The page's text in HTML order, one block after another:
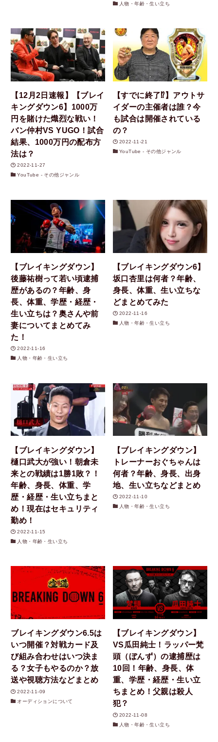
人物・年齢・生い立ち
【12月2日速報】【ブレイ
キングダウン6】1000万
円を賭けた熾烈な戦い！
バン仲村VS YUGO！試合
結果、1000万円の配布方
法は？
2022-11-27
YouTube - その他ジャンル
【すでに終了⁉︎】アウトサ
イダーの主催者は誰？今
も試合は開催されている
の？
2022-11-21
YouTube - その他ジャンル
【ブレイキングダウン】
後藤祐樹って若い頃逮捕
歴があるの？年齢、身
長、体重、学歴・経歴・
生い立ちは？奥さんや前
妻についてまとめてみ
た！
2022-11-16
人物・年齢・生い立ち
【ブレイキングダウン6】
坂口杏里は何者？年齢、
身長、体重、生い立ちな
どまとめてみた
2022-11-16
人物・年齢・生い立ち
【ブレイキングダウン】
樋口武大が強い！朝倉未
来との戦績は1勝1敗？！
年齢、身長、体重、学
歴・経歴・生い立ちまと
め！現在はセキュリティ
勤め！
2022-11-15
人物・年齢・生い立ち
【ブレイキングダウン】
トレーナーおぐちゃんは
何者？年齢、身長、出身
地、生い立ちなどまとめ
2022-11-10
人物・年齢・生い立ち
ブレイキングダウン6.5は
いつ開催？対戦カード及
び組み合わせはいつ決ま
る？女子もやるのか？放
送や視聴方法などまとめ
2022-11-09
オーディションについて
【ブレイキングダウン】
VS瓜田純士！ラッパー梵
頭（ぼんず）の逮捕歴は
10回！年齢、身長、体
重、学歴・経歴・生い立
ちまとめ！父親は殺人
犯？
2022-11-08
人物・年齢・生い立ち